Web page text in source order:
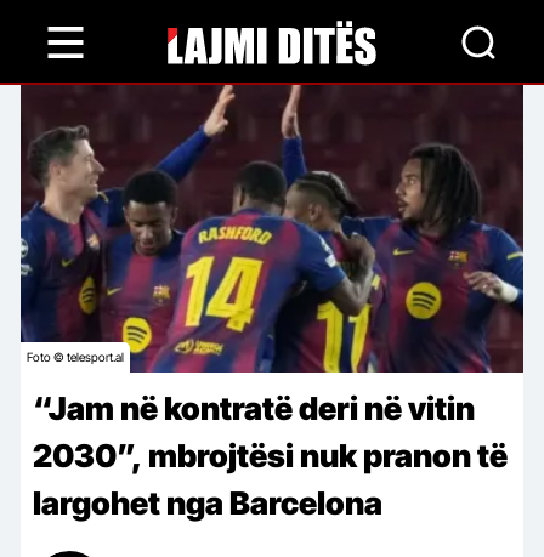
content
Foto © telesport.al
“Jam në kontratë deri në vitin
2030”, mbrojtësi nuk pranon të
largohet nga Barcelona